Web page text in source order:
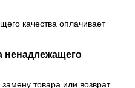
качества оплачивает
ненадлежащего
товара или возврат